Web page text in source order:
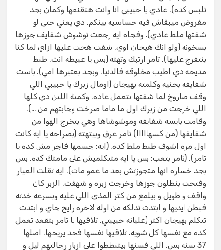
تلبس كده). عادي يا حبيبي انا وانت هنقنعها وكمان بجد
مفروض ميبقاش فيه حساسيه بينكم. دي يعني حتى لو
شفتها ملط عادي). وفجاه ايه رجعت توشوش شفايف جوزها
بسخونه (ولو انك هيجان اوي. شفت هجت عليها ازاي لما كنا
بنتفرج عليها). تامر ارتبك وتهته (بس يا عبيطه انت. طنط
مديحه دي اطيب مخلوقه فالدنيا. وبجد بعتبرها امي). باست
شفايفه بحنيه وكلمته بهيجان (اومال زبرك يا حبيبي اللي
وقف صاروخ لما شفتها بتعمل عاده. وكمية اللبن دي كلها
اللي خرجت من زبرك اول ما ماما صرخت وجابتهم من …).
وقامت بايسه شفايفه وموشوشاها وهي بتخرج الهوا من
شفايفها (من كسهااااا) تامر عرق وبيتهته (بصراحه يا ايه كانت
اول مره اشوف طنط ملط كده. (ايه: جسمها فاجر مش كده يا
تامر). (تامر بتعب: بس يا ايه متتكلميش على مامتك كده. بس
بجد خساره انها متجوزتش بعد ما عمو مات). ايه تقلت العيار
وفتحت بنطلون جوزها وخرجت زبره و شهقت. الزبر كان
واقف و طويل و بيلمع من كتر المذي اللي عليه وبسرعه خدته
فبطن ايديها و ابتدت تدلكه من اوله لاخره رايح جاي و ابتدت
تتكلم بهيجان اكتر (غلبانه حبيبتي. تلاقيها يا تامر بتقعد تعمل
كده مع نفسها كل شويه. تلاقيها نفسها فحد يريحها. اصلها
37 سنه بس. اللي فسنها بيتنططوا على ازبار رجالتهم ليل و